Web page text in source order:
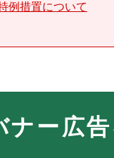
例措置について
ー広